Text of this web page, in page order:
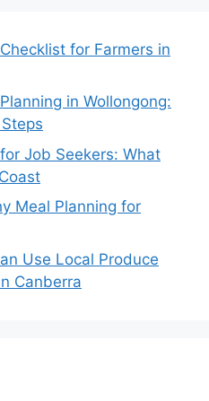
for Farmers in
in Wollongong:
Job Seekers: What
Meal Planning for
Use Local Produce
Canberra